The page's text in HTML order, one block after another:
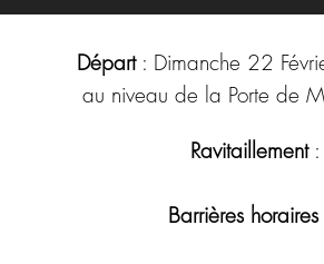
Départ: Dimanche 22
au niveau de la Porte de
Ravitaillement:
Barrières horaires